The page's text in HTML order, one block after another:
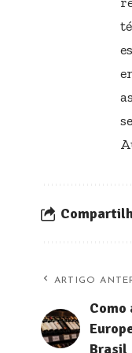
ARTIGO
Como
Brasil